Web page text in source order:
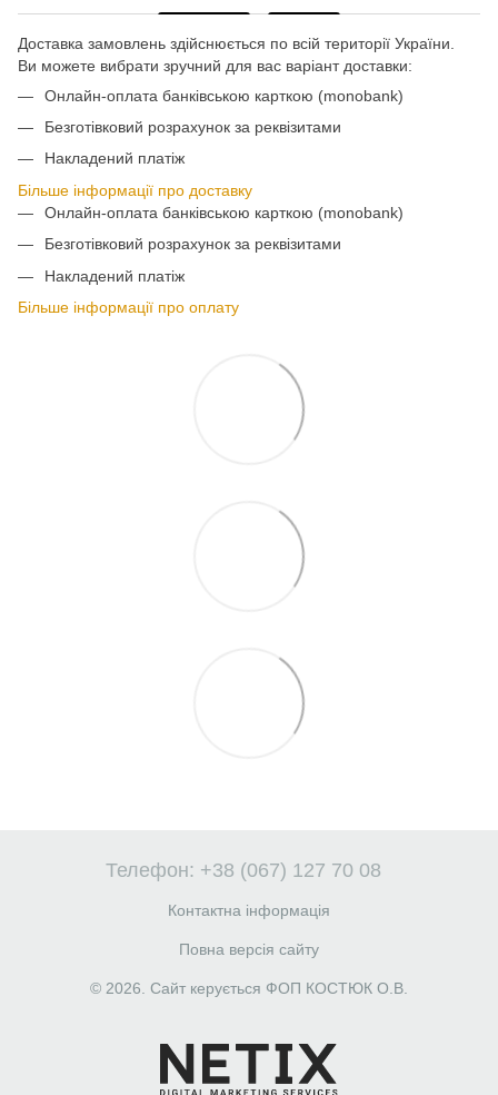
Доставка замовлень здійснюється по всій території України.
Ви можете вибрати зручний для вас варіант доставки:
Онлайн-оплата банківською карткою (monobank)
Безготівковий розрахунок за реквізитами
Накладений платіж
Більше інформації про доставку
Онлайн-оплата банківською карткою (monobank)
Безготівковий розрахунок за реквізитами
Накладений платіж
Більше інформації про оплату
Телефон: +38 (067) 127 70 08
Контактна інформація
Повна версія сайту
© 2026. Сайт керується ФОП КОСТЮК О.В.